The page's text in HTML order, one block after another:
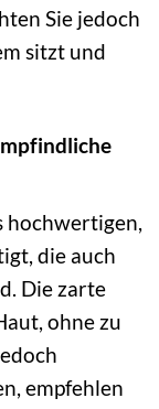
Sie jedoch
sitzt und
hochwertigen,
die auch
Die zarte
ohne zu
empfehlen